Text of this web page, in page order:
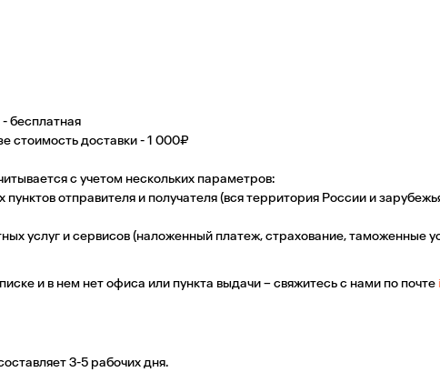
-бесплатная
стоимость доставки -1 000₽
с учетом нескольких параметров:
отправителя и получателя (вся территория России и
услуг и сервисов (наложенный платеж, страхование, таможенные
и в нем нет офиса или пункта выдачи – свяжитесь с нами по почте
3-5 рабочих дня.